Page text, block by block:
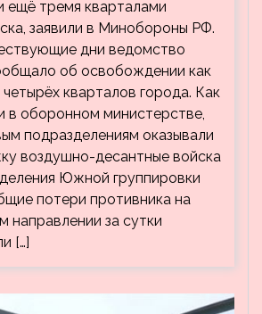
ещё тремя кварталами
заявили в Минобороны РФ.
дни ведомство
об освобождении как
кварталов города. Как
в оборонном министерстве,
подразделениям оказывали
воздушно-десантные войска
Южной группировки
потери противника на
направлении за сутки
[…]